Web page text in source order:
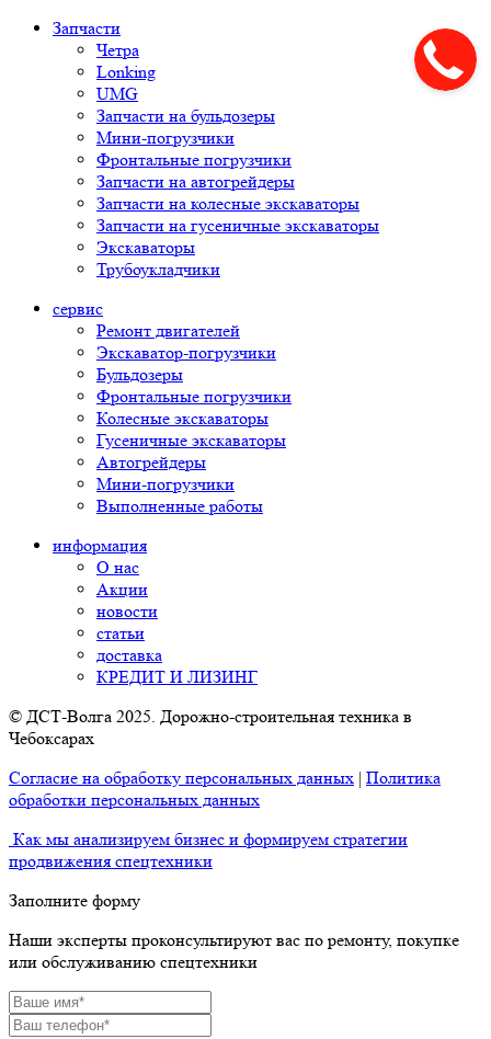
Запчасти
Четра
Lonking
UMG
Запчасти на бульдозеры
Мини-погрузчики
Фронтальные погрузчики
Запчасти на автогрейдеры
Запчасти на колесные экскаваторы
Запчасти на гусеничные экскаваторы
Экскаваторы
Трубоукладчики
сервис
Ремонт двигателей
Экскаватор-погрузчики
Бульдозеры
Фронтальные погрузчики
Колесные экскаваторы
Гусеничные экскаваторы
Автогрейдеры
Мини-погрузчики
Выполненные работы
информация
О нас
Акции
новости
статьи
доставка
КРЕДИТ И ЛИЗИНГ
© ДСТ-Волга 2025. Дорожно-строительная техника в
Чебоксарах
Согласие на обработку персональных данных | Политика
обработки персональных данных
Как мы анализируем бизнес и формируем стратегии
продвижения спецтехники
Заполните форму
Наши эксперты проконсультируют вас по ремонту, покупке
или обслуживанию спецтехники